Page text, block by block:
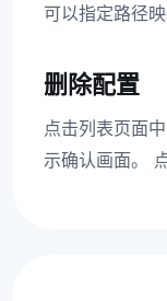
可以指定路径
删除配置
点击列表页面
示确认画面。